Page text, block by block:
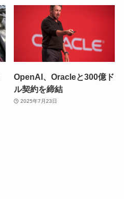
OpenAI、Oracleと300億ド
ル契約を締結
2025年7月23日